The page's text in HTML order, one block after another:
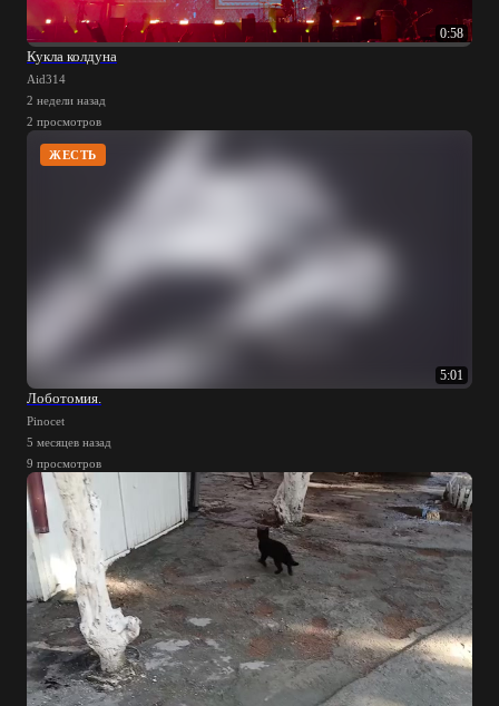
0:58
Кукла колдуна
Aid314
2 недели назад
2 просмотров
ЖЕСТЬ
5:01
Лоботомия.
Pinocet
5 месяцев назад
9 просмотров